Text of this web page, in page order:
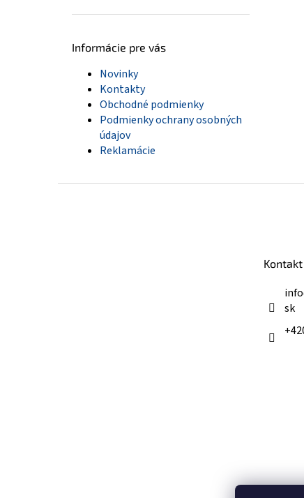
Informácie pre vás
Novinky
Kontakty
Obchodné podmienky
Podmienky ochrany osobných
údajov
Reklamácie
Kontakt
info
sk